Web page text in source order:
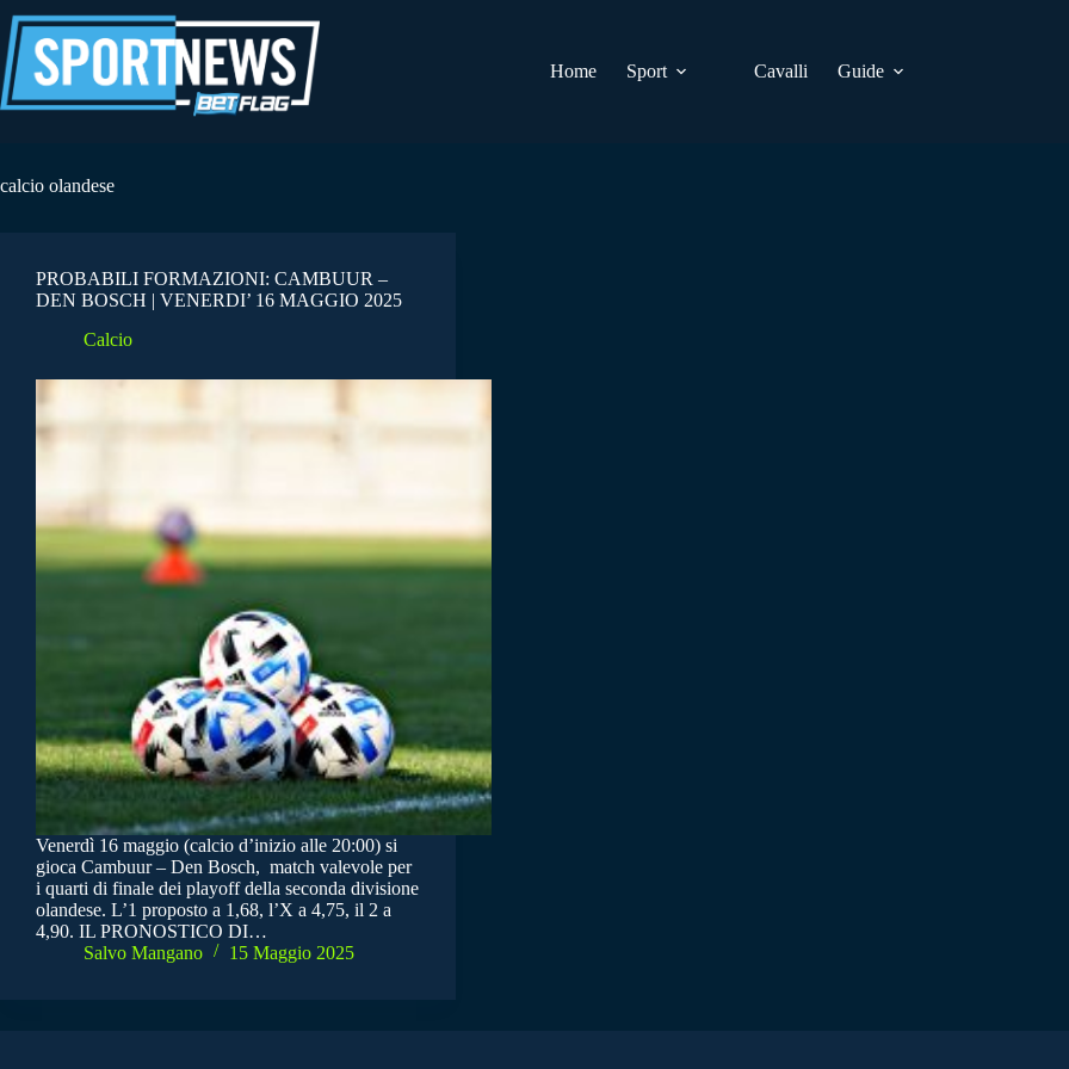
al
contenuto
Home
Sport Cavalli Guide
calcio olandese
PROBABILI FORMAZIONI: CAMBUUR –
DEN BOSCH | VENERDI’ 16 MAGGIO 2025
Calcio
Venerdì 16 maggio (calcio d’inizio alle 20:00) si
gioca Cambuur – Den Bosch, match valevole per
i quarti di finale dei playoff della seconda divisione
olandese. L’1 proposto a 1,68, l’X a 4,75, il 2 a
4,90. IL PRONOSTICO DI…
Salvo Mangano
15 Maggio 2025